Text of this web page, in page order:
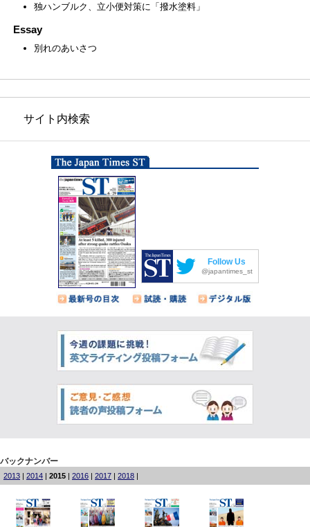
独ハンブルク、立小便対策に「撥水塗料」
Essay
別れのあいさつ
サイト内検索
Follow Us
@japantimes_st
バックナンバー
2013 | 2014 | 2015 | 2016 | 2017 | 2018 |